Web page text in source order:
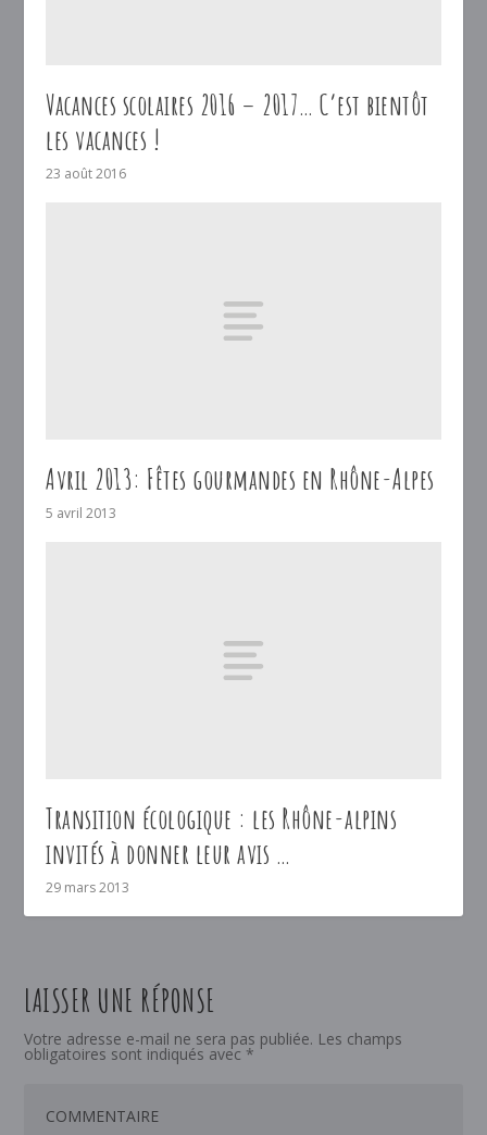
Vacances scolaires 2016 – 2017… C’est bientôt
les vacances !
23 août 2016
Avril 2013: Fêtes gourmandes en Rhône-Alpes
5 avril 2013
Transition écologique : les Rhône-alpins
invités à donner leur avis …
29 mars 2013
LAISSER UNE RÉPONSE
Votre adresse e-mail ne sera pas publiée. Les champs
obligatoires sont indiqués avec *